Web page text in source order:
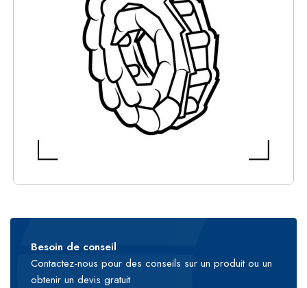
Besoin de conseil
Contactez-nous pour des conseils sur un produit ou un
obtenir un devis gratuit